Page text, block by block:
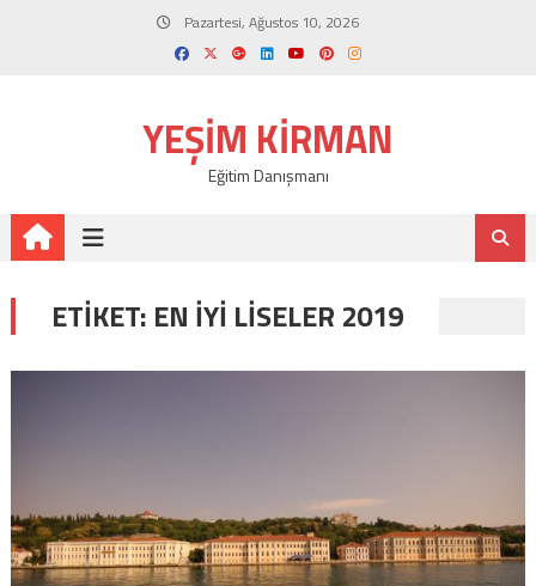
Pazartesi, Ağustos 10, 2026
YEŞIM KIRMAN
Eğitim Danışmanı
ETIKET: EN IYI LISELER 2019